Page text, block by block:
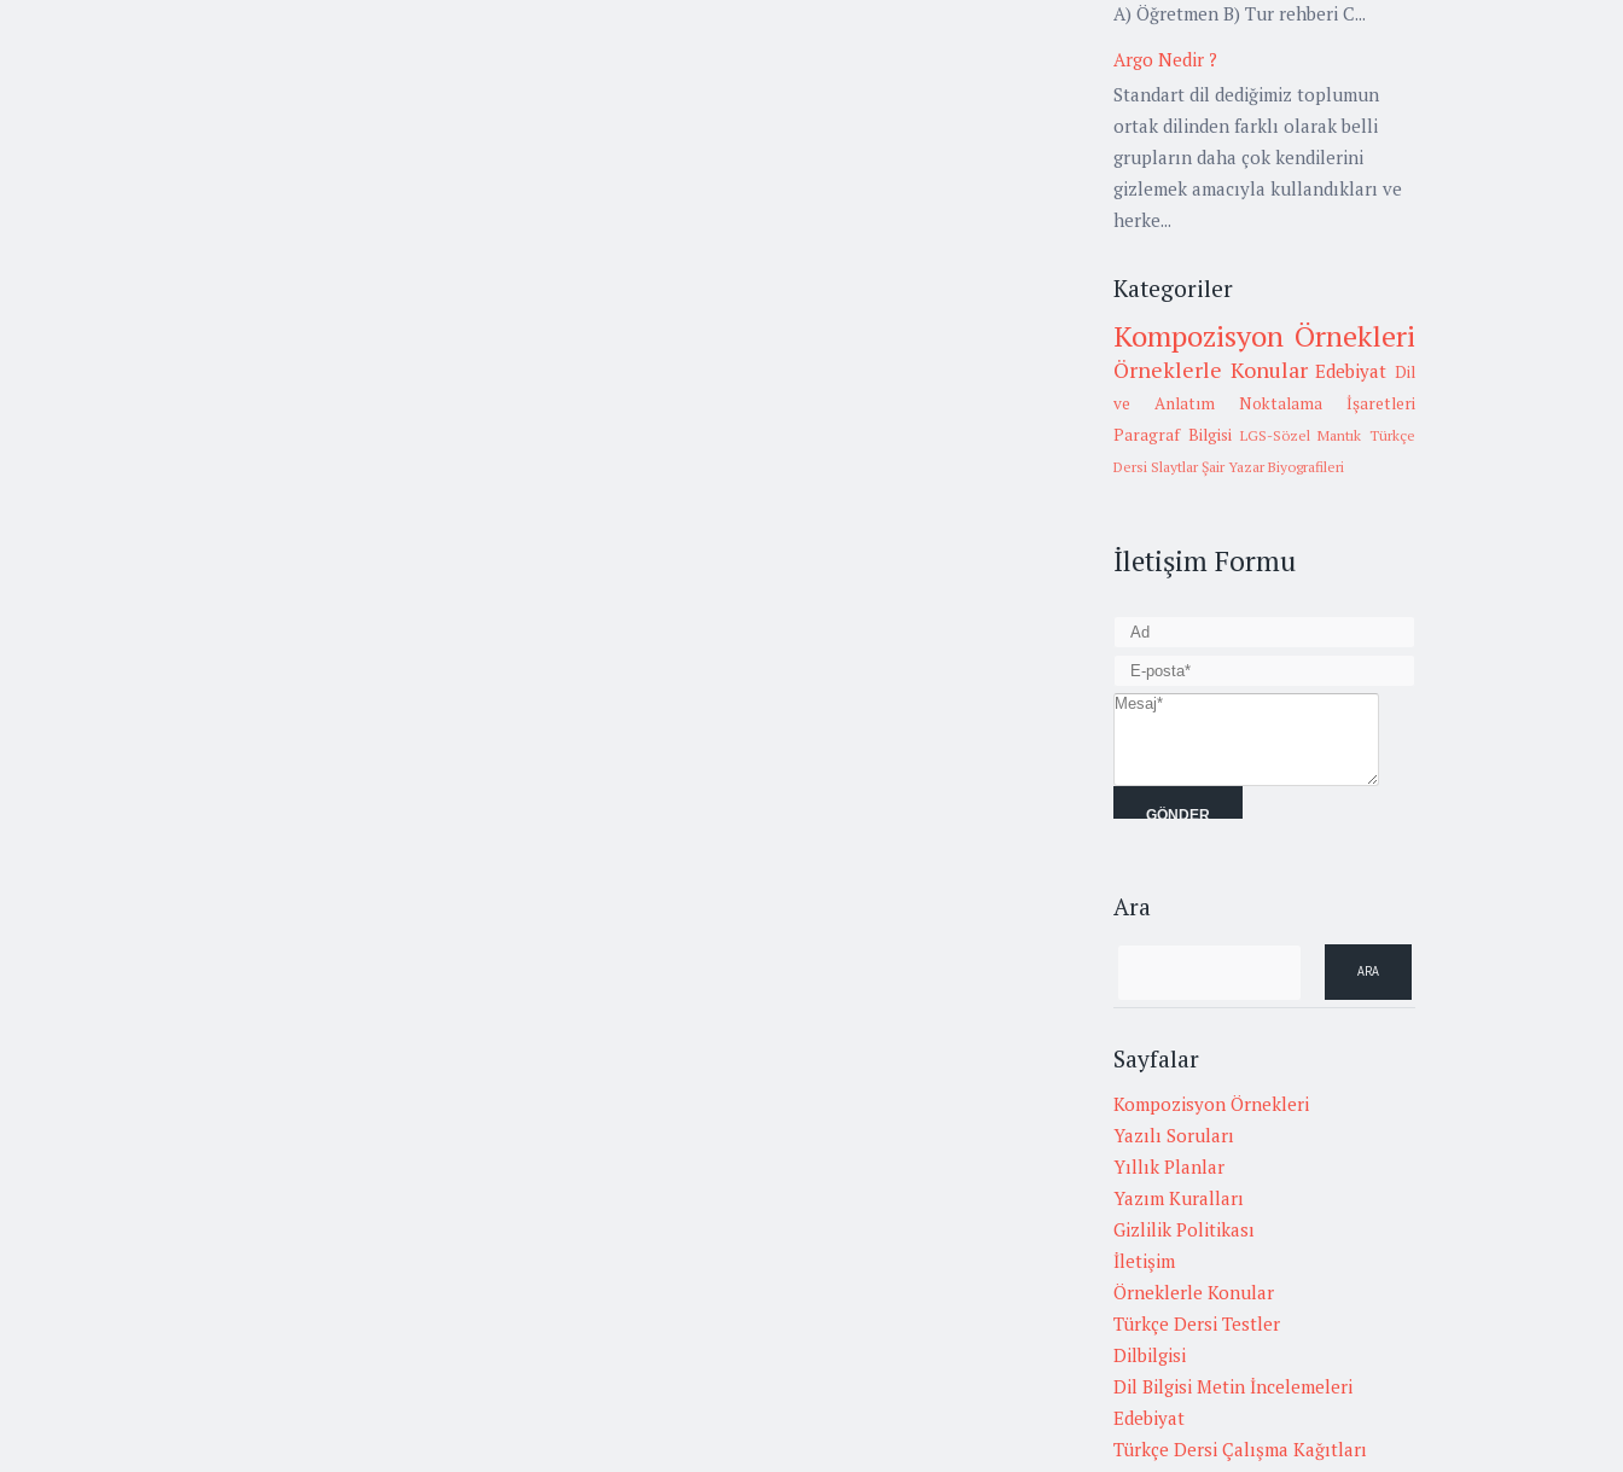
A) Öğretmen B) Tur rehberi C...
Argo Nedir ?
Standart dil dediğimiz toplumun
ortak dilinden farklı olarak belli
grupların daha çok kendilerini
gizlemek amacıyla kullandıkları ve
herke...
Kategoriler
Kompozisyon Örnekleri
Örneklerle Konular Edebiyat Dil
ve Anlatım
Noktalama İşaretleri
Paragraf Bilgisi LGS-Sözel Mantık Türkçe
Dersi Slaytlar Şair Yazar Biyografileri
İletişim Formu
Ara
Sayfalar
Kompozisyon Örnekleri
Yazılı Soruları
Yıllık Planlar
Yazım Kuralları
Gizlilik Politikası
İletişim
Örneklerle Konular
Türkçe Dersi Testler
Dilbilgisi
Dil Bilgisi Metin İncelemeleri
Edebiyat
Türkçe Dersi Çalışma Kağıtları